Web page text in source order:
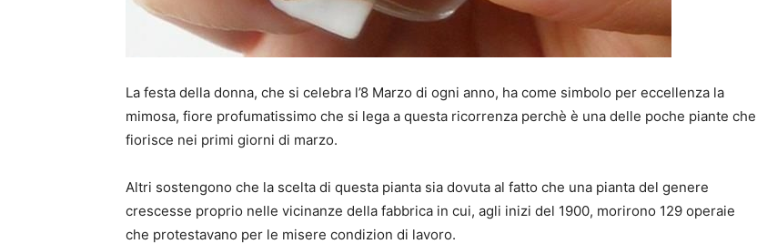
La festa della donna, che si celebra l’8 Marzo di ogni anno, ha come simbolo per eccellenza la
mimosa, fiore profumatissimo che si lega a questa ricorrenza perchè è una delle poche piante che
fiorisce nei primi giorni di marzo.
Altri sostengono che la scelta di questa pianta sia dovuta al fatto che una pianta del genere
crescesse proprio nelle vicinanze della fabbrica in cui, agli inizi del 1900, morirono 129 operaie
che protestavano per le misere condizion di lavoro.